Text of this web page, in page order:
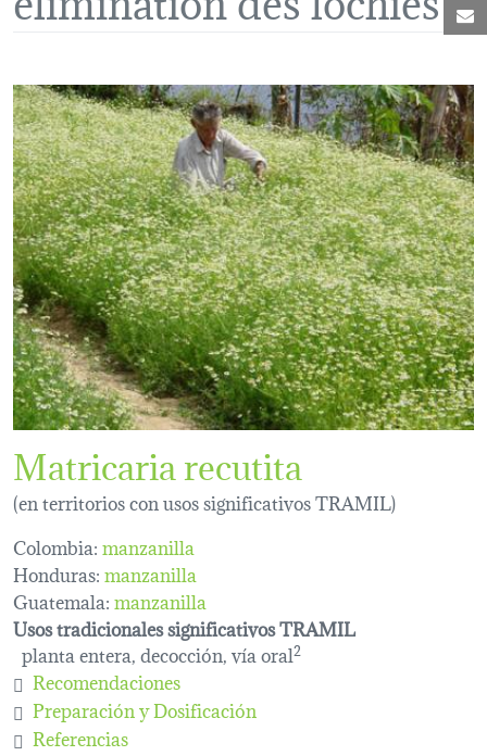
Matricaria recutita
(en territorios con usos significativos TRAMIL)
Colombia:manzanilla
Honduras:manzanilla
Guatemala:manzanilla
Usos tradicionales significativos TRAMIL
planta entera, decocción, vía oral2
Recomendaciones
Preparación y Dosificación
Referencias